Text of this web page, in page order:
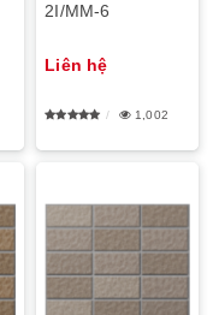
2I/MM-6
Liên hệ
1,002